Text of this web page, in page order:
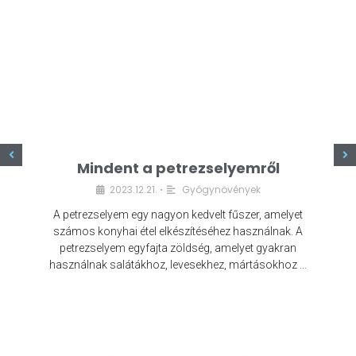
Mindent a petrezselyemről
2023.12.21. • Gyógynövények
A petrezselyem egy nagyon kedvelt fűszer, amelyet
számos konyhai étel elkészítéséhez használnak. A
petrezselyem egyfajta zöldség, amelyet gyakran
használnak salátákhoz, levesekhez, mártásokhoz …